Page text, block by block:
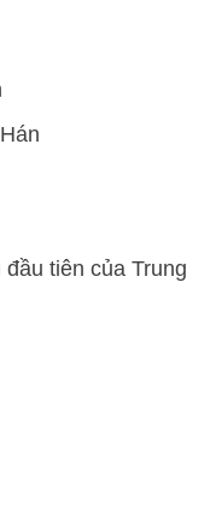
tiên của Trung